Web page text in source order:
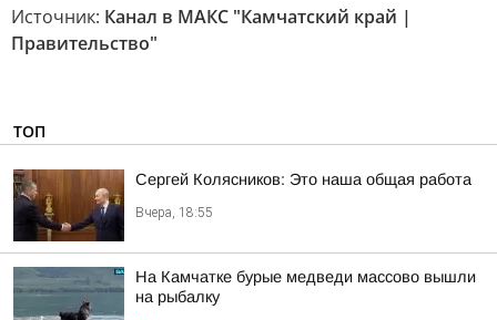
Источник: Канал в МАКС "Камчатский край |
Правительство"
ТОП
Сергей Колясников: Это наша общая работа
Вчера, 18:55
На Камчатке бурые медведи массово вышли
на рыбалку